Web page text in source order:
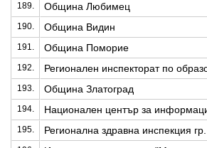
189. Община Любимец
190. Община Видин
191. Община Поморие
192. Регионален инспекторат по
193. Община Златоград
194. Национален център за
195. Регионална здравна инспекция